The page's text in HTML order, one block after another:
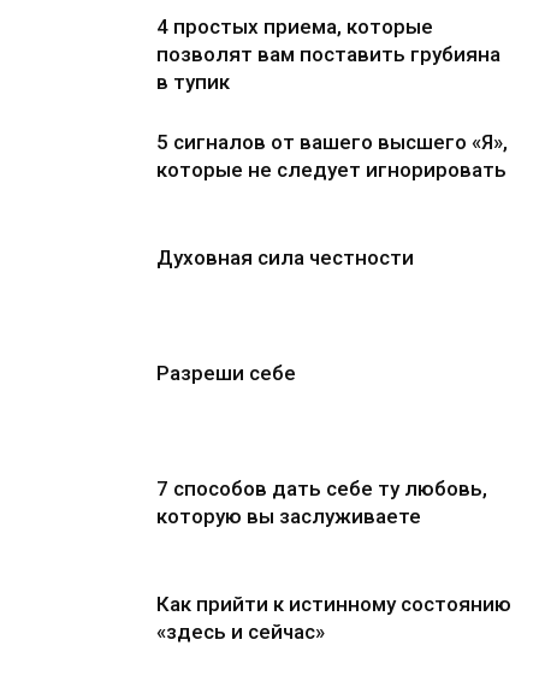
4 простых приема, которые
позволят вам поставить грубияна
в тупик
5 сигналов от вашего высшего «Я»,
которые не следует игнорировать
Духовная сила честности
Разреши себе
7 способов дать себе ту любовь,
которую вы заслуживаете
Как прийти к истинному состоянию
«здесь и сейчас»